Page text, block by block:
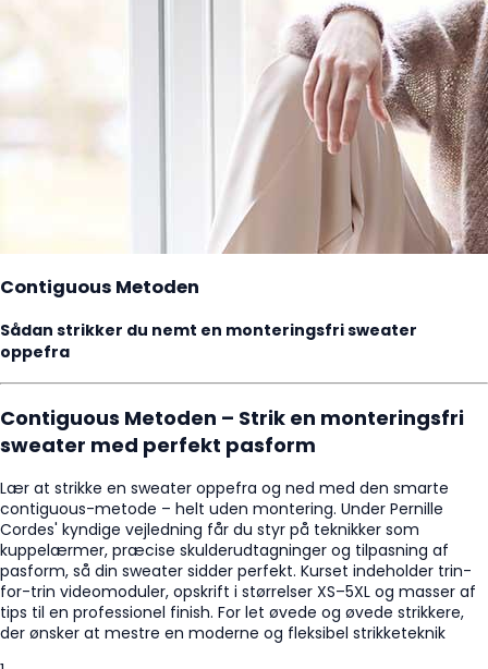
Contiguous Metoden
Sådan strikker du nemt en monteringsfri sweater
oppefra
Contiguous Metoden – Strik en monteringsfri
sweater med perfekt pasform
Lær at strikke en sweater oppefra og ned med den smarte
contiguous-metode – helt uden montering. Under Pernille
Cordes' kyndige vejledning får du styr på teknikker som
kuppelærmer, præcise skulderudtagninger og tilpasning af
pasform, så din sweater sidder perfekt. Kurset indeholder trin-
for-trin videomoduler, opskrift i størrelser XS–5XL og masser af
tips til en professionel finish. For let øvede og øvede strikkere,
der ønsker at mestre en moderne og fleksibel strikketeknik